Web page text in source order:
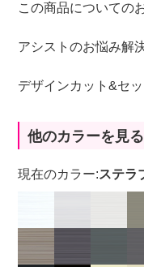
この商品についての
アシストのお悩み解
デザインカット&セ
他のカラーを見る
現在のカラー:ステラ